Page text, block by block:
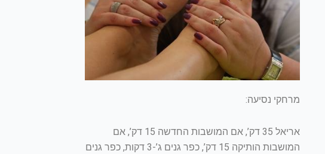
מרחקי נסיעה:
אריאל 35 דק’, אם המושבות החדשה 15 דק’, אם
המושבות הותיקה 15 דק’, כפר גנים ג’-3 דקות, כפר גנים